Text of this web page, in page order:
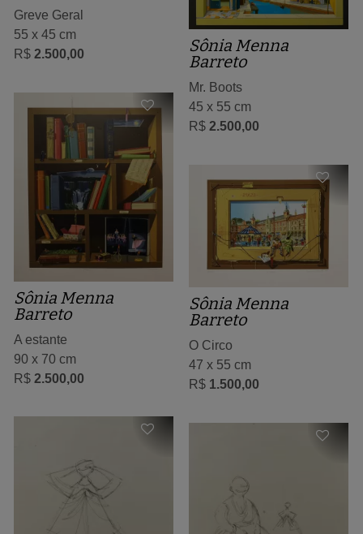
Greve Geral
55 x 45 cm
R$ 2.500,00
Sônia Menna
Barreto
Mr. Boots
45 x 55 cm
R$ 2.500,00
Sônia Menna
Barreto
A estante
90 x 70 cm
R$ 2.500,00
Sônia Menna
Barreto
O Circo
47 x 55 cm
R$ 1.500,00